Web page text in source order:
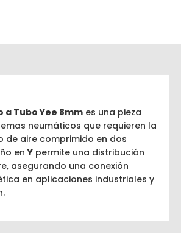
a Tubo Yee 8mm es una pieza
neumáticos que requieren la
de aire comprimido en dos
enY permite una distribución
asegurando una conexión
en aplicaciones industriales y